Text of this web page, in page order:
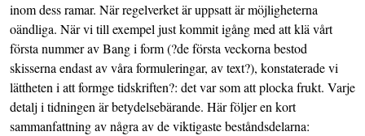
inom dess ramar. När regelverket är uppsatt är möjligheterna
oändliga. När vi till exempel just kommit igång med att klä vårt
första nummer av Bang i form (?de första veckorna bestod
skisserna endast av våra formuleringar, av text?), konstaterade vi
lättheten i att formge tidskriften?: det var som att plocka frukt. Varje
detalj i tidningen är betydelsebärande. Här följer en kort
sammanfattning av några av de viktigaste beståndsdelarna: